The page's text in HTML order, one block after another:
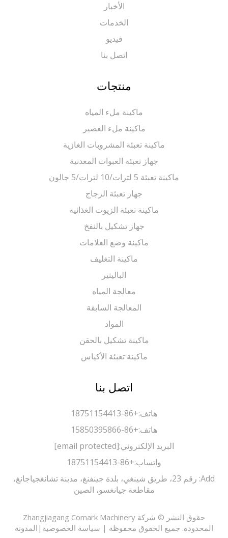
الخدمات
اتصل بنا
منتجات
ماكينة ملء المياه
ماكينة ملء العصير
ماكينة تعبئة المشروبات الغازية
جهاز تعبئة العبوات المعدنية
ماكينة تعبئة 5 لترات/10 لترات/5 جالون
جهاز تعبئة الزجاج
ماكينة تعبئة الزيوت الغذائية
جهاز تشكيل بالنفخ
ماكينة وضع العلامات
ماكينة التغليف
الباليتير
معالجة المياه
المعالجة السابقة
ماكينة تشكيل بالحقن
ماكينة تعبئة الأكياس
اتصل بنا
+86-18751154413
+86-15850395866
البريد الإلكتروني:[email protected]
واتساب:+86-18751154413
Add: رقم 23، طريق شينغي، بلدة جينفنغ، مدينة تشانغجياجانغ،
مقاطعة جيانغسو، الصين
حقوق النشر © شركة Zhangjiagang Comark Machinery
جميع الحقوق محفوظة |سياسة الخصوصية|المدونة